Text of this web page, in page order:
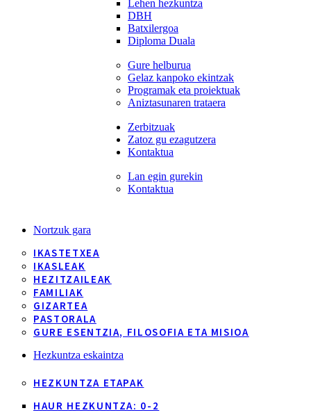
Lehen hezkuntza
DBH
Batxilergoa
Diploma Duala
Gure helburua
Gelaz kanpoko ekintzak
Programak eta proiektuak
Aniztasunaren trataera
Zerbitzuak
Zatoz gu ezagutzera
Kontaktua
Lan egin gurekin
Kontaktua
Nortzuk gara
IKASTETXEA
IKASLEAK
HEZITZAILEAK
FAMILIAK
GIZARTEA
PASTORALA
GURE ESENTZIA, FILOSOFIA ETA MISIOA
Hezkuntza eskaintza
HEZKUNTZA ETAPAK
HAUR HEZKUNTZA: 0-2